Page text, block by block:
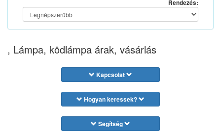
Rendezés:
, Lámpa, ködlámpa árak, vásárlás
Kapcsolat
Hogyan keressek?
Segítség